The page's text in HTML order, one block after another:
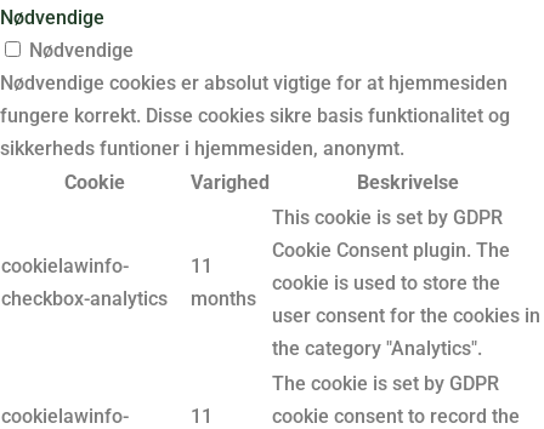
Nødvendige
Nødvendige
Nødvendige cookies er absolut vigtige for at hjemmesiden
fungere korrekt. Disse cookies sikre basis funktionalitet og
sikkerheds funtioner i hjemmesiden, anonymt.
Cookie
Varighed Beskrivelse
cookielawinfo-
checkbox-analytics
11
months
This cookie is set by GDPR
Cookie Consent plugin. The
cookie is used to store the
user consent for the cookies in
the category "Analytics".
cookielawinfo-
11
The cookie is set by GDPR
cookie consent to record the